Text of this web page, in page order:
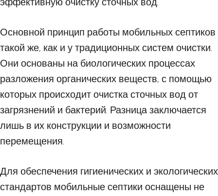
Основной принцип работы мобильных септиков
такой же, как и у традиционных систем очистки.
Они основаны на биологических процессах
разложения органических веществ, с помощью
которых происходит очистка сточных вод от
загрязнений и бактерий. Разница заключается
лишь в их конструкции и возможности
перемещения.
Для обеспечения гигиенических и экологических
стандартов мобильные септики оснащены не